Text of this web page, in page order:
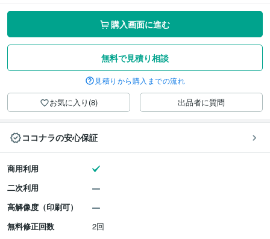
購入画面に進む
無料で見積り相談
見積りから購入までの流れ
お気に入り(8) 出品者に質問
ココナラの安心保証
商用利用
二次利用
高解像度（印刷可）
無料修正回数
2回